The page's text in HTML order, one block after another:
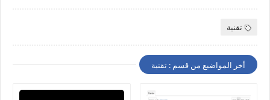
تقنية
أخر المواضيع من قسم : تقنية